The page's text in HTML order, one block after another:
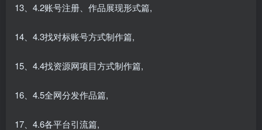
13、4.2账号注册、作品展现形式篇,
14、4.3找对标账号方式制作篇,
15、4.4找资源网项目方式制作篇,
16、4.5全网分发作品篇,
17、4.6各平台引流篇,